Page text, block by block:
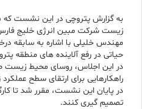
به گزارش پتروچی در این نشست که
زیست شرکت مبین انرژی خلیج
مهندس خلیلی با اشاره به سابقه
حیاتی در رفع آلاینده های منطقه
در این اجلاس، روسای محیط زیست
راهکارهایی برای ارتقای سطح
در پایان این نشست، مقرر شد تا
تصمیم گیری کنند.